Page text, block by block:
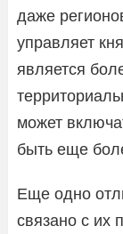
даже
управляет
является
может
быть еще
Еще одно
связано с их